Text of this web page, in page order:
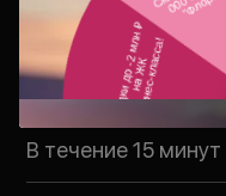
В течение 15 минут